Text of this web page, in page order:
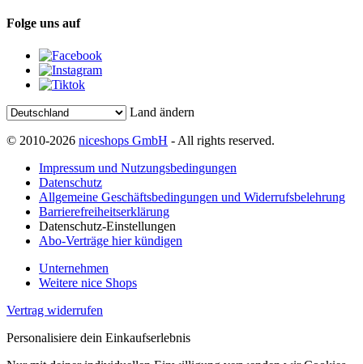
Folge uns auf
Land ändern
© 2010-2026 niceshops GmbH - All rights reserved.
Impressum und Nutzungsbedingungen
Datenschutz
Allgemeine Geschäftsbedingungen und Widerrufsbelehrung
Barrierefreiheitserklärung
Datenschutz-Einstellungen
Abo-Verträge hier kündigen
Unternehmen
Weitere nice Shops
Vertrag widerrufen
Personalisiere dein Einkaufserlebnis